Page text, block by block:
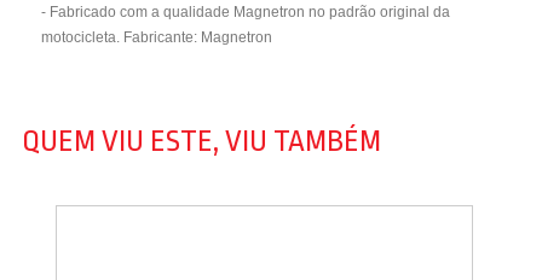
- Fabricado com a qualidade Magnetron no padrão original da
motocicleta. Fabricante: Magnetron
QUEM VIU ESTE, VIU TAMBÉM